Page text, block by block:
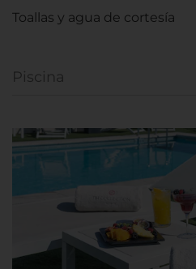
Toallas y agua de cortesía
Piscina